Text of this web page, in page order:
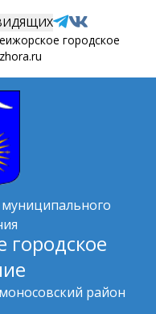
городское
район